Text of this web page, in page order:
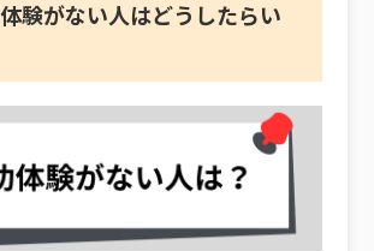
験がない人はどうしたらい